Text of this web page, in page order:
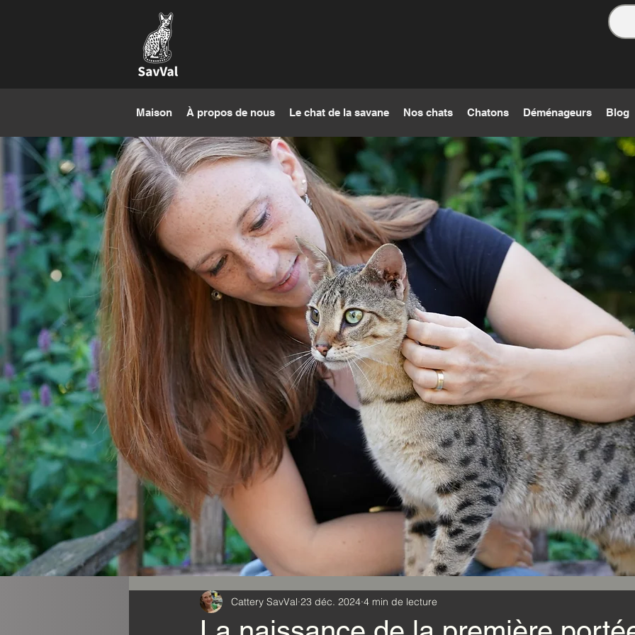
Maison À propos de nous Le chat de la savane Nos chats Chatons Déménageurs Blog
Cattery SavVal 23 déc. 2024 4 min de lecture